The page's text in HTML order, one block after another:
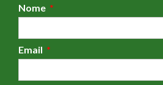
Nome
Email